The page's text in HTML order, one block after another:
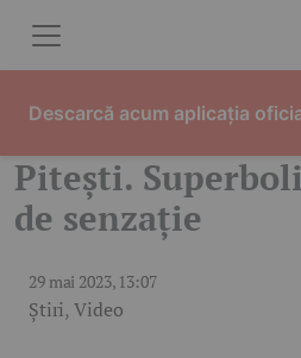
Pitești.
de senzație
29 mai 2023, 13:07
Știri,Video
Descarcă acum aplicația